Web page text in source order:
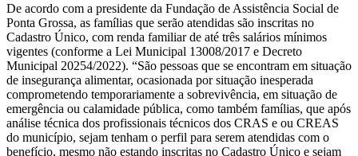
De acordo com a presidente da Fundação de Assistência Social de
Ponta Grossa, as famílias que serão atendidas são inscritas no
Cadastro Único, com renda familiar de até três salários mínimos
vigentes (conforme a Lei Municipal 13008/2017 e Decreto
Municipal 20254/2022). “São pessoas que se encontram em situação
de insegurança alimentar, ocasionada por situação inesperada
comprometendo temporariamente a sobrevivência, em situação de
emergência ou calamidade pública, como também famílias, que após
análise técnica dos profissionais técnicos dos CRAS e ou CREAS
do município, sejam tenham o perfil para serem atendidas com o
benefício, mesmo não estando inscritas no Cadastro Único e sejam